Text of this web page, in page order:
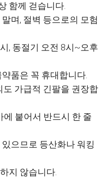
함께 걷습니다.
며, 절벽 등으로의 모험
, 동절기 오전 8시~오후
품은 꼭 휴대합니다.
도 가급적 긴팔을 권장합
에 붙어서 반드시 한 줄
으므로 등산화나 워킹
지 않습니다.